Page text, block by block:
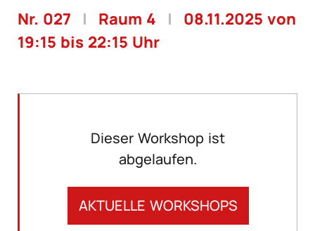
Nr. 027
| Raum 4 |
08.11.2025 von
19:15 bis 22:15 Uhr
Dieser Workshop ist
abgelaufen.
AKTUELLE WORKSHOPS